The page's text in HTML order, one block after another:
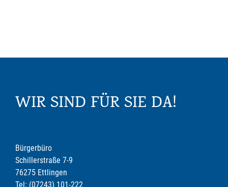
WIR SIND FÜR SIE DA!
Bürgerbüro
Schillerstraße 7-9
76275 Ettlingen
Tel: (07243) 101-222